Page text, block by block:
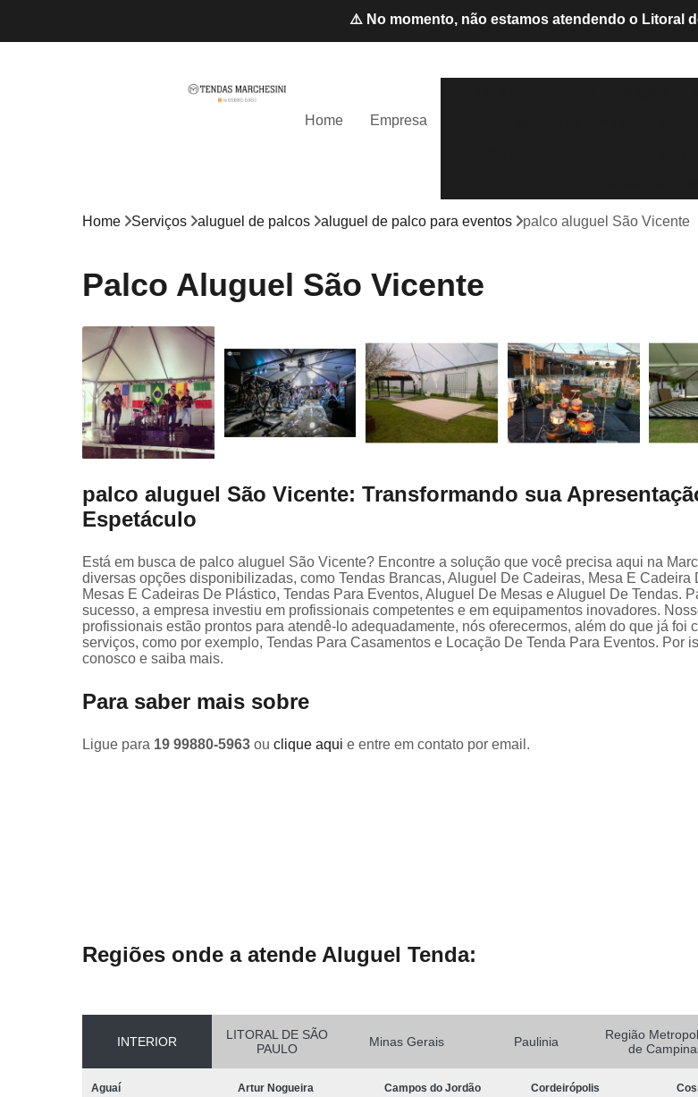
⚠️ No momento, não estamos atendendo o Litoral
Home Empresa
Home Serviços aluguel de palcos aluguel de palco para eventos palco aluguel São Vicente
Palco Aluguel São Vicente
palco aluguel São Vicente: Transformando sua
Espetáculo
Está em busca de palco aluguel São Vicente? Encontre a solução que você precisa aqui na
diversas opções disponibilizadas, como Tendas Brancas, Aluguel De Cadeiras, Mesa E Cadeira
Mesas E Cadeiras De Plástico, Tendas Para Eventos, Aluguel De Mesas e Aluguel De Tendas.
sucesso, a empresa investiu em profissionais competentes e em equipamentos inovadores.
profissionais estão prontos para atendê-lo adequadamente, nós oferecermos, além do que já foi
serviços, como por exemplo, Tendas Para Casamentos e Locação De Tenda Para Eventos. Por
conosco e saiba mais.
Para saber mais sobre
Ligue para 19 99880-5963 ou clique aqui e entre em contato por email.
Regiões onde a atende Aluguel Tenda:
INTERIOR
LITORAL DE SÃO
PAULO
Minas Gerais Paulinia
Região
de
Aguaí Artur Nogueira Campos do Jordão Cordeirópolis